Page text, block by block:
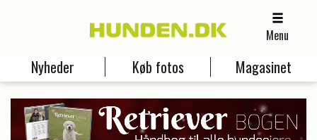
Menu
Nyheder Køb fotos Magasinet